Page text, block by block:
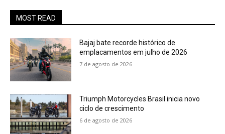
MOST READ
Bajaj bate recorde histórico de
emplacamentos em julho de 2026
7 de agosto de 2026
Triumph Motorcycles Brasil inicia novo
ciclo de crescimento
6 de agosto de 2026